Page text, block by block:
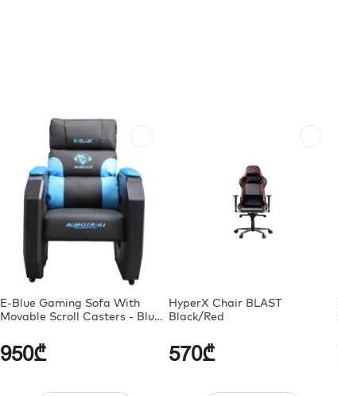
E-Blue Gaming Sofa With
Movable Scroll Casters - Blue
950₾
HyperX Chair BLAST
Black/Red
570₾